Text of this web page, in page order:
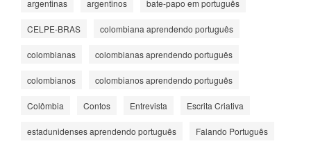
argentinas argentinos bate-papo em português
CELPE-BRAS colombiana aprendendo português
colombianas colombianas aprendendo português
colombianos colombianos aprendendo português
Colômbia Contos Entrevista Escrita Criativa
estadunidenses aprendendo português Falando Português